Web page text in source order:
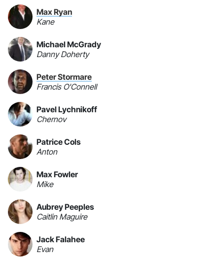
Max Ryan
Kane
Michael McGrady
Danny Doherty
Peter Stormare
Francis O'Connell
Pavel Lychnikoff
Chernov
Patrice Cols
Anton
Max Fowler
Mike
Aubrey Peeples
Caitlin Maguire
Jack Falahee
Evan